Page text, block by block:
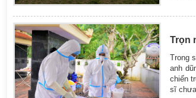
Trọn
Trong
anh
chiến
sĩ